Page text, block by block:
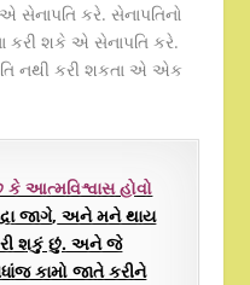
સેનાપતિ કરે. સેનાપતિનો
કરી શકે એ સેનાપતિ કરે.
નથી કરી શકતા એ એક
આત્મવિશ્વાસ હોવો
જાગે, અને મને થાય
શકું છું. અને જે
કામો જાતે કરીને